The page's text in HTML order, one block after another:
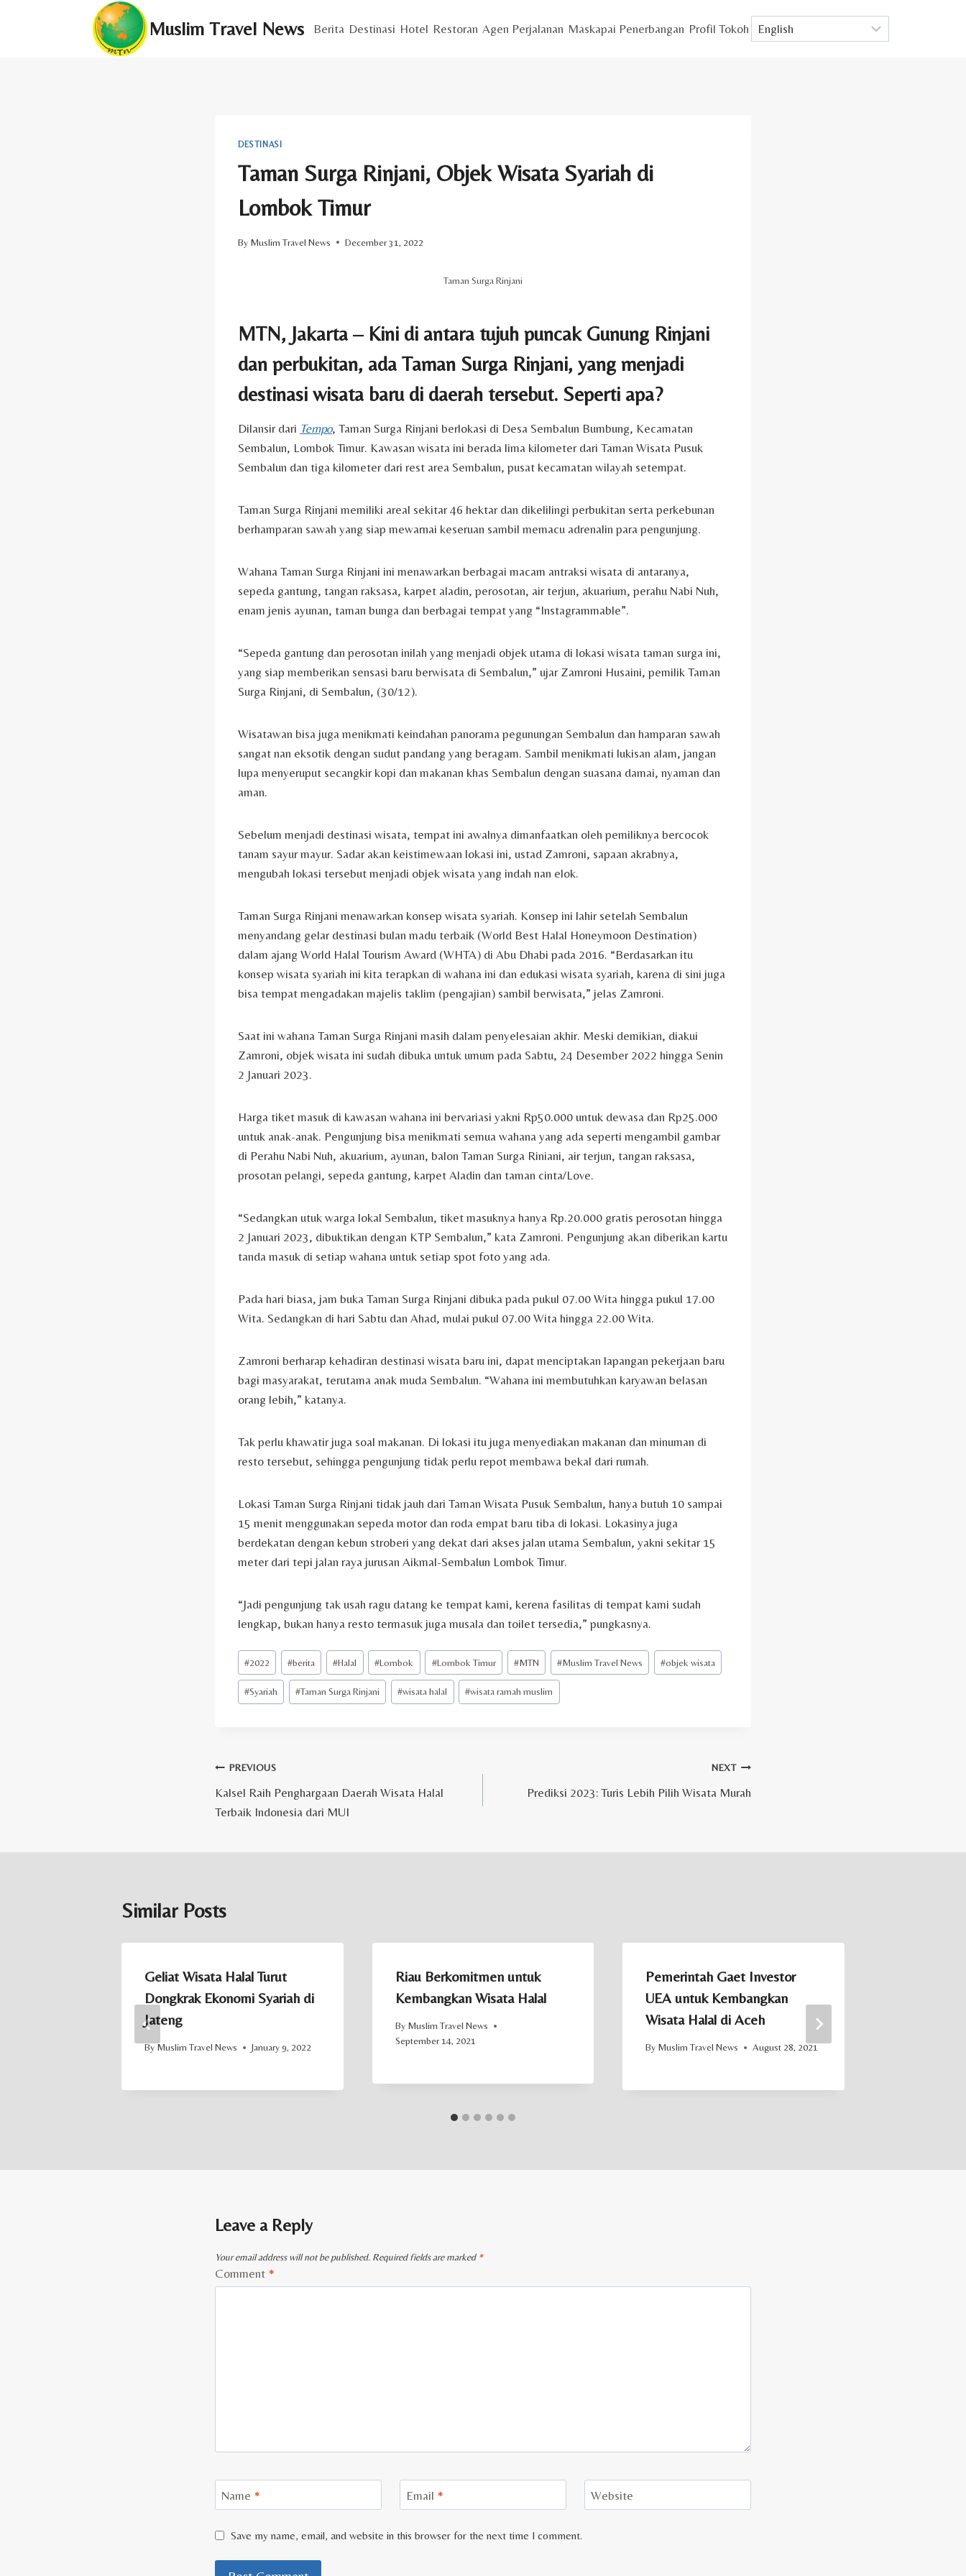
Muslim Travel News Berita Destinasi Hotel Restoran Agen Perjalanan Maskapai Penerbangan Profil Tokoh
DESTINASI
Taman Surga Rinjani, Objek Wisata Syariah di
Lombok Timur
By Muslim Travel News December 31, 2022
Taman Surga Rinjani
MTN, Jakarta – Kini di antara tujuh puncak Gunung Rinjani
dan perbukitan, ada Taman Surga Rinjani, yang menjadi
destinasi wisata baru di daerah tersebut. Seperti apa?
Dilansir dari Tempo, Taman Surga Rinjani berlokasi di Desa Sembalun Bumbung, Kecamatan
Sembalun, Lombok Timur. Kawasan wisata ini berada lima kilometer dari Taman Wisata Pusuk
Sembalun dan tiga kilometer dari rest area Sembalun, pusat kecamatan wilayah setempat.
Taman Surga Rinjani memiliki areal sekitar 46 hektar dan dikelilingi perbukitan serta perkebunan
berhamparan sawah yang siap mewarnai keseruan sambil memacu adrenalin para pengunjung.
Wahana Taman Surga Rinjani ini menawarkan berbagai macam antraksi wisata di antaranya,
sepeda gantung, tangan raksasa, karpet aladin, perosotan, air terjun, akuarium, perahu Nabi Nuh,
enam jenis ayunan, taman bunga dan berbagai tempat yang “Instagrammable”.
“Sepeda gantung dan perosotan inilah yang menjadi objek utama di lokasi wisata taman surga ini,
yang siap memberikan sensasi baru berwisata di Sembalun,” ujar Zamroni Husaini, pemilik Taman
Surga Rinjani, di Sembalun, (30/12).
Wisatawan bisa juga menikmati keindahan panorama pegunungan Sembalun dan hamparan sawah
sangat nan eksotik dengan sudut pandang yang beragam. Sambil menikmati lukisan alam, jangan
lupa menyeruput secangkir kopi dan makanan khas Sembalun dengan suasana damai, nyaman dan
aman.
Sebelum menjadi destinasi wisata, tempat ini awalnya dimanfaatkan oleh pemiliknya bercocok
tanam sayur mayur. Sadar akan keistimewaan lokasi ini, ustad Zamroni, sapaan akrabnya,
mengubah lokasi tersebut menjadi objek wisata yang indah nan elok.
Taman Surga Rinjani menawarkan konsep wisata syariah. Konsep ini lahir setelah Sembalun
menyandang gelar destinasi bulan madu terbaik (World Best Halal Honeymoon Destination)
dalam ajang World Halal Tourism Award (WHTA) di Abu Dhabi pada 2016. “Berdasarkan itu
konsep wisata syariah ini kita terapkan di wahana ini dan edukasi wisata syariah, karena di sini juga
bisa tempat mengadakan majelis taklim (pengajian) sambil berwisata,” jelas Zamroni.
Saat ini wahana Taman Surga Rinjani masih dalam penyelesaian akhir. Meski demikian, diakui
Zamroni, objek wisata ini sudah dibuka untuk umum pada Sabtu, 24 Desember 2022 hingga Senin
2 Januari 2023.
Harga tiket masuk di kawasan wahana ini bervariasi yakni Rp50.000 untuk dewasa dan Rp25.000
untuk anak-anak. Pengunjung bisa menikmati semua wahana yang ada seperti mengambil gambar
di Perahu Nabi Nuh, akuarium, ayunan, balon Taman Surga Riniani, air terjun, tangan raksasa,
prosotan pelangi, sepeda gantung, karpet Aladin dan taman cinta/Love.
“Sedangkan utuk warga lokal Sembalun, tiket masuknya hanya Rp.20.000 gratis perosotan hingga
2 Januari 2023, dibuktikan dengan KTP Sembalun,” kata Zamroni. Pengunjung akan diberikan kartu
tanda masuk di setiap wahana untuk setiap spot foto yang ada.
Pada hari biasa, jam buka Taman Surga Rinjani dibuka pada pukul 07.00 Wita hingga pukul 17.00
Wita. Sedangkan di hari Sabtu dan Ahad, mulai pukul 07.00 Wita hingga 22.00 Wita.
Zamroni berharap kehadiran destinasi wisata baru ini, dapat menciptakan lapangan pekerjaan baru
bagi masyarakat, terutama anak muda Sembalun. “Wahana ini membutuhkan karyawan belasan
orang lebih,” katanya.
Tak perlu khawatir juga soal makanan. Di lokasi itu juga menyediakan makanan dan minuman di
resto tersebut, sehingga pengunjung tidak perlu repot membawa bekal dari rumah.
Lokasi Taman Surga Rinjani tidak jauh dari Taman Wisata Pusuk Sembalun, hanya butuh 10 sampai
15 menit menggunakan sepeda motor dan roda empat baru tiba di lokasi. Lokasinya juga
berdekatan dengan kebun stroberi yang dekat dari akses jalan utama Sembalun, yakni sekitar 15
meter dari tepi jalan raya jurusan Aikmal-Sembalun Lombok Timur.
“Jadi pengunjung tak usah ragu datang ke tempat kami, kerena fasilitas di tempat kami sudah
lengkap, bukan hanya resto termasuk juga musala dan toilet tersedia,” pungkasnya.
Post
Tags:
#2022 #berita #Halal #Lombok #Lombok Timur #MTN #Muslim Travel News #objek wisata
#Syariah #Taman Surga Rinjani #wisata halal #wisata ramah muslim
Post
navigation
PREVIOUS
Kalsel Raih Penghargaan Daerah Wisata Halal
Terbaik Indonesia dari MUI
NEXT
Prediksi 2023: Turis Lebih Pilih Wisata Murah
Similar Posts
Geliat Wisata Halal Turut
Dongkrak Ekonomi Syariah di
Jateng
ByMuslim Travel News January 9, 2022
Riau Berkomitmen untuk
Kembangkan Wisata Halal
By Muslim Travel News
September 14, 2021
Pemerintah Gaet Investor
UEA untuk Kembangkan
Wisata Halal di Aceh
By Muslim Travel News August 28, 2021
Leave a Reply
Your email address will not be published. Required fields are marked *
Comment *
Name * Email * Website
Save my name, email, and website in this browser for the next time I comment.